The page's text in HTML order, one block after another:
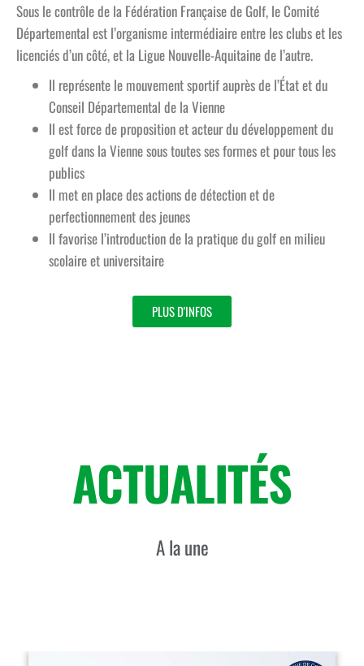
Sous le contrôle de la Fédération Française de Golf, le Comité
Départemental est l’organisme intermédiaire entre les clubs et les
licenciés d’un côté, et la Ligue Nouvelle-Aquitaine de l’autre.
Il représente le mouvement sportif auprès de l’État et du
Conseil Départemental de la Vienne
Il est force de proposition et acteur du développement du
golf dans la Vienne sous toutes ses formes et pour tous les
publics
Il met en place des actions de détection et de
perfectionnement des jeunes
Il favorise l’introduction de la pratique du golf en milieu
scolaire et universitaire
PLUS D'INFOS
ACTUALITÉS
A la une